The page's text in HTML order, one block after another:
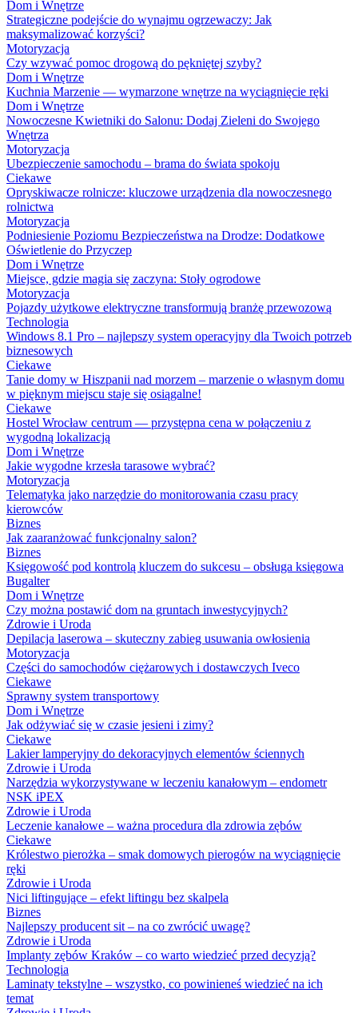
Dom i Wnętrze
Strategiczne podejście do wynajmu ogrzewaczy: Jak
maksymalizować korzyści?
Motoryzacja
Czy wzywać pomoc drogową do pękniętej szyby?
Dom i Wnętrze
Kuchnia Marzenie — wymarzone wnętrze na wyciągnięcie ręki
Dom i Wnętrze
Nowoczesne Kwietniki do Salonu: Dodaj Zieleni do Swojego
Wnętrza
Motoryzacja
Ubezpieczenie samochodu – brama do świata spokoju
Ciekawe
Opryskiwacze rolnicze: kluczowe urządzenia dla nowoczesnego
rolnictwa
Motoryzacja
Podniesienie Poziomu Bezpieczeństwa na Drodze: Dodatkowe
Oświetlenie do Przyczep
Dom i Wnętrze
Miejsce, gdzie magia się zaczyna: Stoły ogrodowe
Motoryzacja
Pojazdy użytkowe elektryczne transformują branżę przewozową
Technologia
Windows 8.1 Pro – najlepszy system operacyjny dla Twoich potrzeb
biznesowych
Ciekawe
Tanie domy w Hiszpanii nad morzem – marzenie o własnym domu
w pięknym miejscu staje się osiągalne!
Ciekawe
Hostel Wrocław centrum — przystępna cena w połączeniu z
wygodną lokalizacją
Dom i Wnętrze
Jakie wygodne krzesła tarasowe wybrać?
Motoryzacja
Telematyka jako narzędzie do monitorowania czasu pracy
kierowców
Biznes
Jak zaaranżować funkcjonalny salon?
Biznes
Księgowość pod kontrolą kluczem do sukcesu – obsługa księgowa
Bugalter
Dom i Wnętrze
Czy można postawić dom na gruntach inwestycyjnych?
Zdrowie i Uroda
Depilacja laserowa – skuteczny zabieg usuwania owłosienia
Motoryzacja
Części do samochodów ciężarowych i dostawczych Iveco
Ciekawe
Sprawny system transportowy
Dom i Wnętrze
Jak odżywiać się w czasie jesieni i zimy?
Ciekawe
Lakier lamperyjny do dekoracyjnych elementów ściennych
Zdrowie i Uroda
Narzędzia wykorzystywane w leczeniu kanałowym – endometr
NSK iPEX
Zdrowie i Uroda
Leczenie kanałowe – ważna procedura dla zdrowia zębów
Ciekawe
Królestwo pierożka – smak domowych pierogów na wyciągnięcie
ręki
Zdrowie i Uroda
Nici liftingujące – efekt liftingu bez skalpela
Biznes
Najlepszy producent sit – na co zwrócić uwagę?
Zdrowie i Uroda
Implanty zębów Kraków – co warto wiedzieć przed decyzją?
Technologia
Laminaty tekstylne – wszystko, co powinieneś wiedzieć na ich
temat